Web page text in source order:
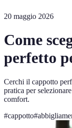
20 maggio 2026
Come
perfetto
Cerchi il cappotto
pratica per
comfort.
#cappotto#